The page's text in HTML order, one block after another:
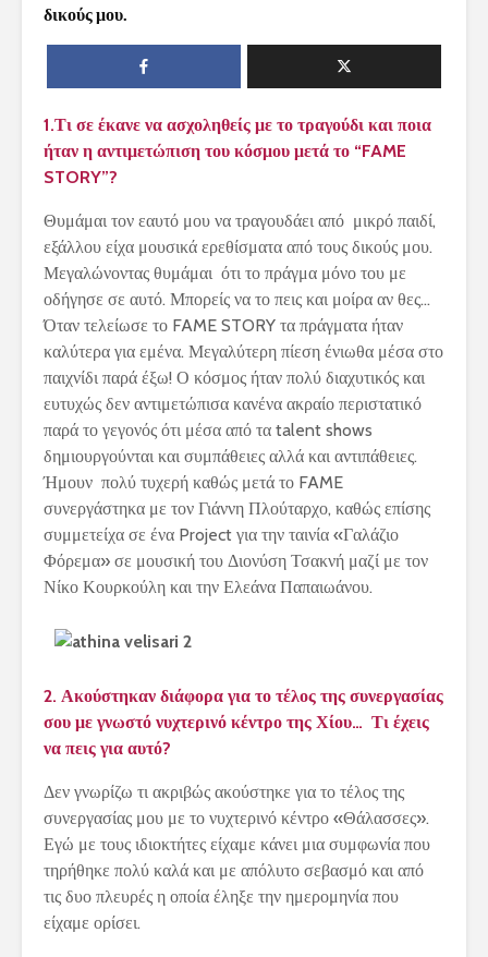
δικούς μου.
1.Τι σε έκανε να ασχοληθείς με το τραγούδι και ποια
ήταν η αντιμετώπιση του κόσμου μετά το “FAME
STORY”?
Θυμάμαι τον εαυτό μου να τραγουδάει από μικρό παιδί,
εξάλλου είχα μουσικά ερεθίσματα από τους δικούς μου.
Μεγαλώνοντας θυμάμαι ότι το πράγμα μόνο του με
οδήγησε σε αυτό. Μπορείς να το πεις και μοίρα αν θες…
Όταν τελείωσε το FAME STORY τα πράγματα ήταν
καλύτερα για εμένα. Μεγαλύτερη πίεση ένιωθα μέσα στο
παιχνίδι παρά έξω! Ο κόσμος ήταν πολύ διαχυτικός και
ευτυχώς δεν αντιμετώπισα κανένα ακραίο περιστατικό
παρά το γεγονός ότι μέσα από τα talent shows
δημιουργούνται και συμπάθειες αλλά και αντιπάθειες.
Ήμουν πολύ τυχερή καθώς μετά το FAME
συνεργάστηκα με τον Γιάννη Πλούταρχο, καθώς επίσης
συμμετείχα σε ένα Project για την ταινία «Γαλάζιο
Φόρεμα» σε μουσική του Διονύση Τσακνή μαζί με τον
Νίκο Κουρκούλη και την Ελεάνα Παπαιωάνου.
2. Ακούστηκαν διάφορα για το τέλος της συνεργασίας
σου με γνωστό νυχτερινό κέντρο της Χίου… Τι έχεις
να πεις για αυτό?
Δεν γνωρίζω τι ακριβώς ακούστηκε για το τέλος της
συνεργασίας μου με το νυχτερινό κέντρο «Θάλασσες».
Εγώ με τους ιδιοκτήτες είχαμε κάνει μια συμφωνία που
τηρήθηκε πολύ καλά και με απόλυτο σεβασμό και από
τις δυο πλευρές η οποία έληξε την ημερομηνία που
είχαμε ορίσει.